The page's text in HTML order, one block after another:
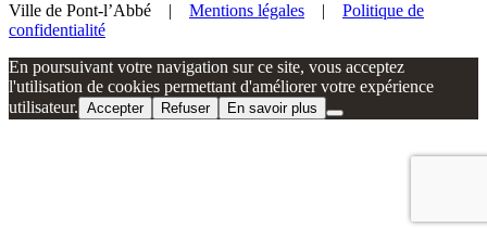
Ville de Pont-l’Abbé | Mentions légales | Politique de
confidentialité
En poursuivant votre navigation sur ce site, vous acceptez
l'utilisation de cookies permettant d'améliorer votre expérience
utilisateur. Accepter Refuser En savoir plus